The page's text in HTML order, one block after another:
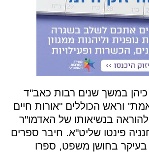
כיהן במשך שנים רבות כאב"ד
וראש הכוללים "אורות חיים
בנשיאותו של האדמו"ר
פינטו שליט"א. חיבר ספרים
בחושן משפט, ספרו